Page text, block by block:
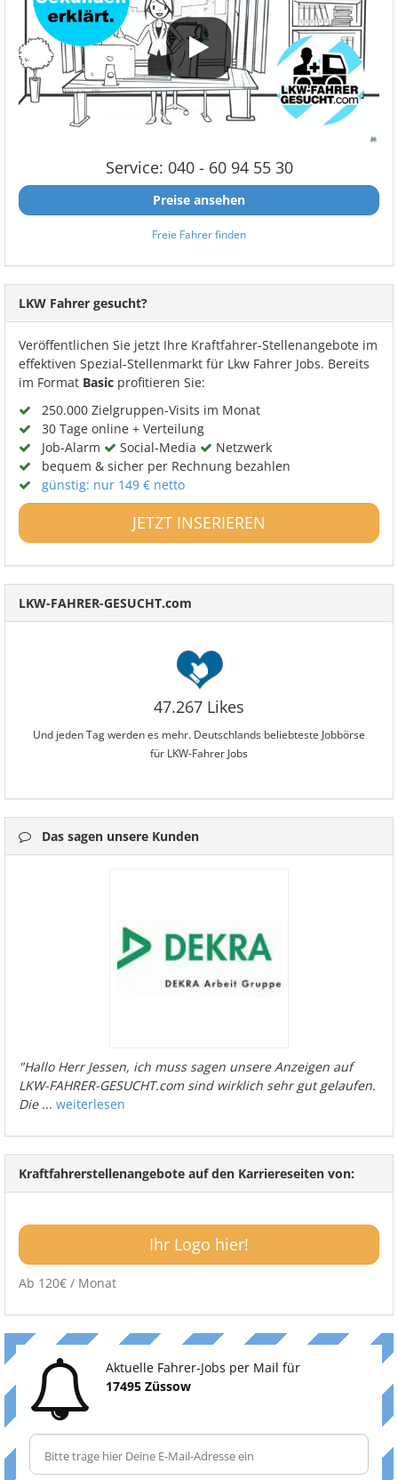
Service: 040 - 60 94 55 30
Preise ansehen
Freie Fahrer finden
LKW Fahrer gesucht?
Veröffentlichen Sie jetzt Ihre Kraftfahrer-Stellenangebote im
effektiven Spezial-Stellenmarkt für Lkw Fahrer Jobs. Bereits
im Format Basic profitieren Sie:
250.000 Zielgruppen-Visits im Monat
30 Tage online + Verteilung
Job-Alarm
Social-Media
Netzwerk
bequem & sicher per Rechnung bezahlen
günstig: nur 149 € netto
JETZT INSERIEREN
LKW-FAHRER-GESUCHT.com
47.267 Likes
Und jeden Tag werden es mehr. Deutschlands beliebteste Jobbörse
für LKW-Fahrer Jobs
Das sagen unsere Kunden
"Hallo Herr Jessen, ich muss sagen unsere Anzeigen auf
LKW-FAHRER-GESUCHT.com sind wirklich sehr gut gelaufen.
Die... weiterlesen
Kraftfahrerstellenangebote auf den Karriereseiten von:
Ihr Logo hier!
Ab 120€ / Monat
Aktuelle Fahrer-Jobs per Mail für
17495 Züssow